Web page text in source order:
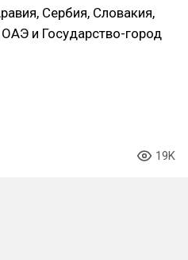
Сербия, Словакия,
и Государство-город
19K